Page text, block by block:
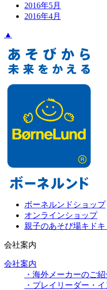
2016年5月
2016年4月
▲
ボーネルンドショップ
オンラインショップ
親子のあそび場キドキ
会社案内
会社案内
・海外メーカーのご紹
・プレイリーダー・